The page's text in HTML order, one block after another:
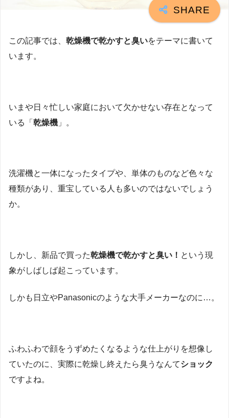
この記事では、 乾燥機で乾かすと臭いをテーマに書いて
います。
いまや日々忙しい家庭において欠かせない存在となって
いる「 乾燥機 」。
洗濯機と一体になったタイプや、単体のものなど色々な
種類があり、重宝している人も多いのではないでしょう
か。
しかし、新品で買った乾燥機で乾かすと臭い！ という現
象がしばしば起こっています。
しかも日立やPanasonicのような大手メーカーなのに…。
ふわふわで顔をうずめたくなるような仕上がりを想像し
ていたのに、実際に乾燥し終えたら臭うなんてショック
ですよね。